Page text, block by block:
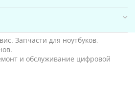
. Запчасти для ноутбуков,
и обслуживание цифровой